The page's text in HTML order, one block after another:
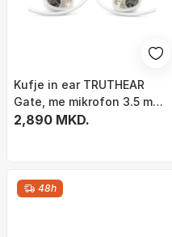
Kufje in ear TRUTHEAR
Gate, me mikrofon 3.5 mm,
të bardha
2,890 MKD.
48h